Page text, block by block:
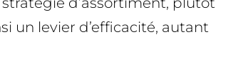
un levier d’efficacité, autant